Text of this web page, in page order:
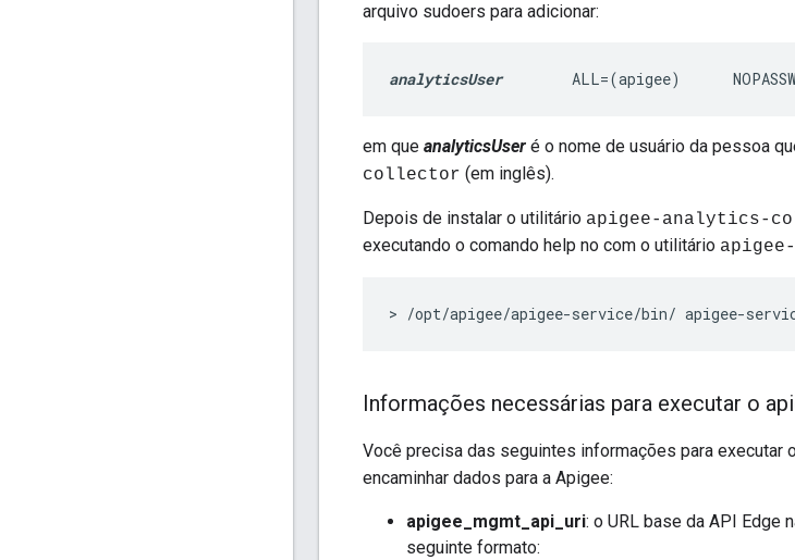
arquivo sudoers para adicionar:
analyticsUser
ALL=(apigee)
em que analyticsUser é o nome de usuário da pessoa
collector (em inglês).
Depois de instalar o utilitário apigee-analytics-
executando o comando help no com o utilitário
> /opt/apigee/apigee-service/bin/ apigee-
Informações necessárias para executar o
Você precisa das seguintes informações para executar
encaminhar dados para a Apigee:
apigee_mgmt_api_uri: o URL base da API Edge
seguinte formato: